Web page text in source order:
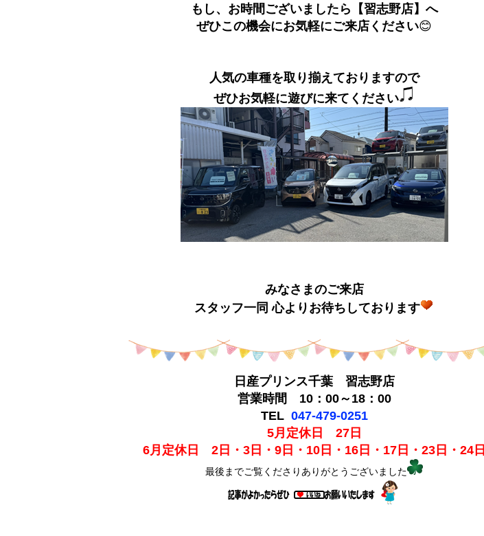
もし、お時間ございましたら【習志野店】へ
ぜひこの機会にお気軽にご来店ください😊
人気の車種を取り揃えておりますので
ぜひお気軽に遊びに来てください
みなさまのご来店
スタッフ一同 心よりお待ちしております
日産プリンス千葉 習志野店
営業時間 10：00～18：00
TEL 047-479-0251
5月定休日 27日
6月定休日 2日・3日・9日・10日・16日・17日・23日・24日
最後までご覧くださりありがとうございました